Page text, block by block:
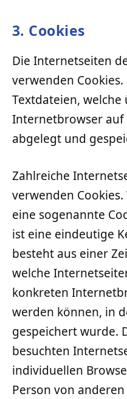
3. Cookies
Die Internetseiten
verwenden Cookies.
Textdateien, welche
Internetbrowser auf
abgelegt und
Zahlreiche
verwenden
eine sogenannte
ist eine eindeutige
besteht aus einer
welche
konkreten
werden können, in
gespeichert wurde.
besuchten
individuellen
Person von